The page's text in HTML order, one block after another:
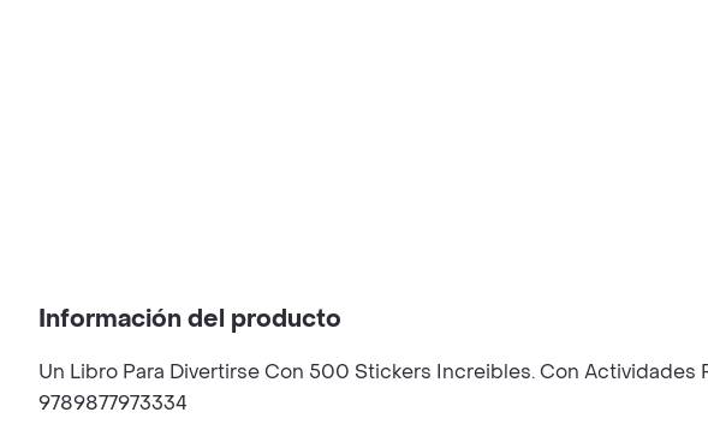
Información del producto
Un Libro Para Divertirse Con 500 Stickers Increibles. Con Actividades
9789877973334